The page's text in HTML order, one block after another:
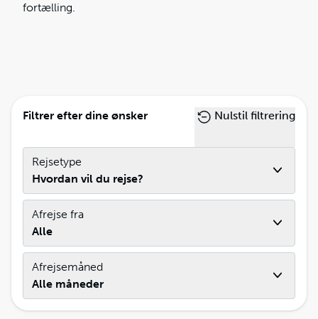
fortælling.
Filtrer efter dine ønsker Nulstil filtrering
Rejsetype
Hvordan vil du rejse?
Afrejse fra
Alle
Afrejsemåned
Alle måneder